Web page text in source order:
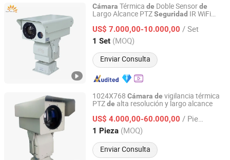
Cámara Térmica de Doble Sensorde
Largo Alcance PTZSeguridad IR WiFi
US$ 7.000,00-10.000,00 / Set
1 Set (MOQ)
Enviar Consulta
Jinan Hope Wish Photoelectronic Technology Co., Ltd.
Shandong, China Desde 2015
1024X768 Cámara de vigilancia térmica
PTZde alta resolución y largo alcance
US$ 4.000,00-60.000,00 / Pieza
1 Pieza (MOQ)
Enviar Consulta
Shandong Sheenrun Optics & Electronics Co., Ltd.
Shandong, China Desde 2010